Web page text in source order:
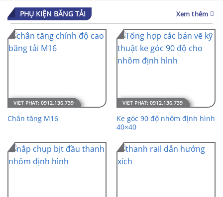
PHỤ KIỆN BĂNG TẢI Xem thêm
Chân tăng M16
Ke góc 90 độ nhôm định hình
40×40